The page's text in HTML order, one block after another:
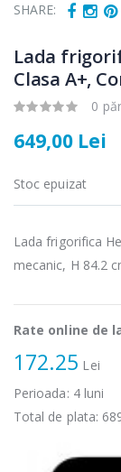
SHARE:
Lada
Clasa A+,
0
649,00 Lei
Stoc epuizat
Lada frigorifica
mecanic, H 84.2
Rate online de
172.25 Lei
Perioada: 4luni
Total de plata:
electric
...
89,00 Lei
carne
549,00
-33%
Masina
carne
199,00